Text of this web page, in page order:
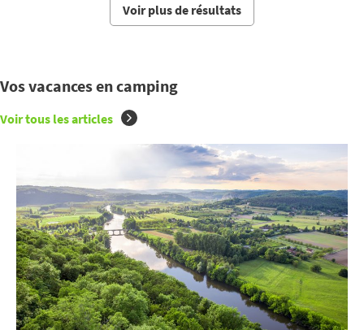
Voir plus de résultats
Vos vacances en camping
Voir tous les articles